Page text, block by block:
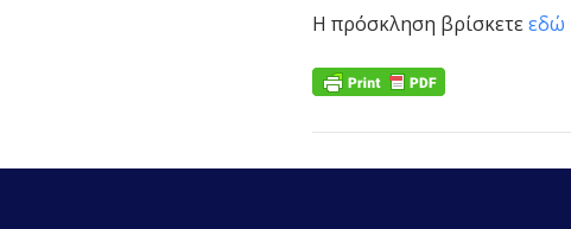
Η πρόσκληση βρίσκετεεδώ